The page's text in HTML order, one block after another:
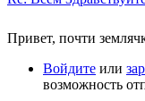
Привет, почти
Войдите или
возможность